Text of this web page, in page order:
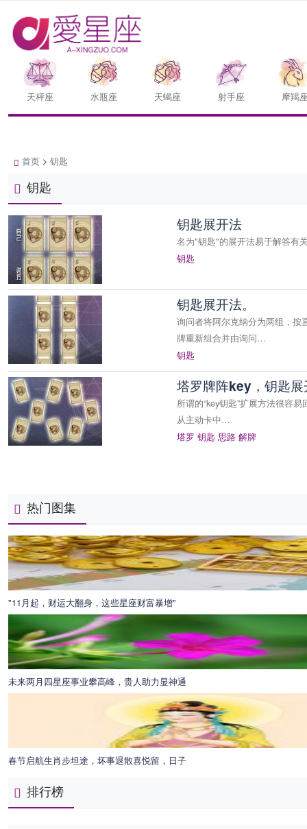
天枰座 水瓶座 天蝎座 射手座 摩羯
首页 > 钥匙
钥匙
钥匙展开法
名为"钥匙"的展开法易于解答有
钥匙
钥匙展开法。
询问者将阿尔克纳分为两组，按
牌重新组合并由询问…
钥匙
塔罗牌阵key，钥匙
所谓的“key钥匙”扩展方法很容
从主动卡中…
塔罗 钥匙 思路 解牌
热门图集
"11月起，财运大翻身，这些星座财富暴增"
未来两月四星座事业攀高峰，贵人助力显神通
春节启航生肖步坦途，坏事退散喜悦留，日子
排行榜